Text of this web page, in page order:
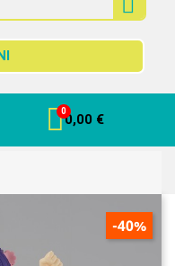
0,00 €
-40%